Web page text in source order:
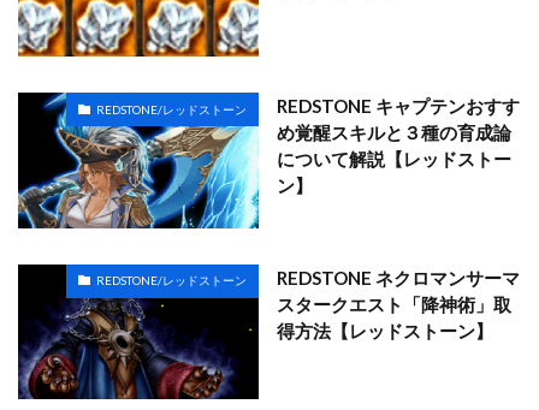
REDSTONE/レッドストーン
REDSTONE キャプテンおすす
め覚醒スキルと３種の育成論
について解説【レッドストー
ン】
REDSTONE/レッドストーン
REDSTONE ネクロマンサーマ
スタークエスト「降神術」取
得方法【レッドストーン】